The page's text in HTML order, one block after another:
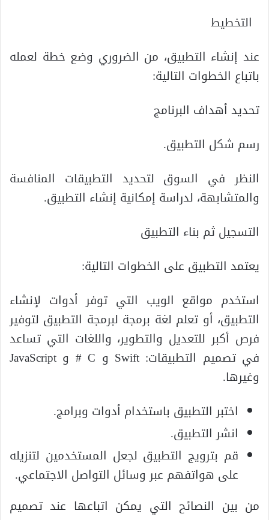
التخطيط
عند إنشاء التطبيق، من الضروري وضع خطة لعمله
باتباع الخطوات التالية:
تحديد أهداف البرنامج
رسم شكل التطبيق.
النظر في السوق لتحديد التطبيقات المنافسة
والمتشابهة، لدراسة إمكانية إنشاء التطبيق.
التسجيل ثم بناء التطبيق
يعتمد التطبيق على الخطوات التالية:
استخدم مواقع الويب التي توفر أدوات لإنشاء
التطبيق، أو تعلم لغة برمجة لبرمجة التطبيق لتوفير
فرص أكبر للتعديل والتطوير، واللغات التي تساعد
في تصميم التطبيقات: Swift و C # و JavaScript
وغيرها.
اختبر التطبيق باستخدام أدوات وبرامج.
انشر التطبيق.
قم بترويج التطبيق لجعل المستخدمين لتنزيله
على هواتفهم عبر وسائل التواصل الاجتماعي.
من بين النصائح التي يمكن اتباعها عند تصميم